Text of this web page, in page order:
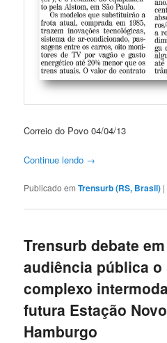
Correio do Povo 04/04/13
Continue lendo →
Publicado em Trensurb (RS, Brasil) |
Trensurb debate em
audiência pública o
complexo
futura Estação Novo
Hamburgo